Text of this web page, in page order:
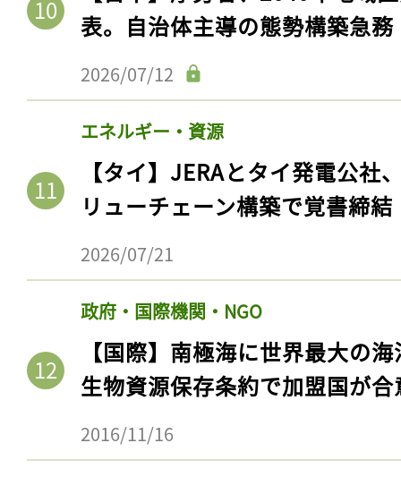
表。自治体主導の態勢構築急務
2026/07/12
エネルギー・資源
【タイ】JERAとタイ発電公社
リューチェーン構築で覚書締結
2026/07/21
政府・国際機関・NGO
【国際】南極海に世界最大の
生物資源保存条約で加盟国が合
2016/11/16
ログインが必
会員登録